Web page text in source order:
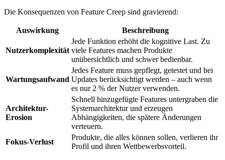
Die Konsequenzen von Feature Creep sind gravierend:
Auswirkung Beschreibung
Nutzerkomplexität
Jede Funktion erhöht die kognitive Last. Zu
viele Features machen Produkte
unübersichtlich und schwer bedienbar.
Wartungsaufwand
Jedes Feature muss gepflegt, getestet und bei
Updates berücksichtigt werden – auch wenn
es nur 2 % der Nutzer verwenden.
Architektur-
Erosion
Schnell hinzugefügte Features untergraben die
Systemarchitektur und erzeugen
Abhängigkeiten, die spätere Änderungen
verteuern.
Fokus-Verlust
Produkte, die alles können sollen, verlieren ihr
Profil und ihren Wettbewerbsvorteil.